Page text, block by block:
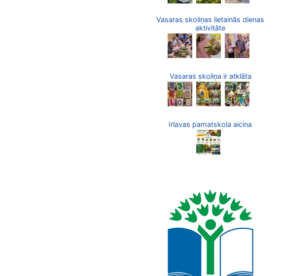
Vasaras skoliņas lietainās dienas
aktivitāte
Vasaras skoliņa ir atklāta
Irlavas pamatskola aicina